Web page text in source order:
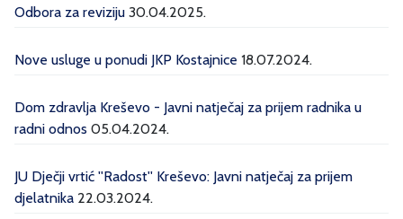
Odbora za reviziju 30.04.2025.
Nove usluge u ponudi JKP Kostajnice 18.07.2024.
Dom zdravlja Kreševo - Javni natječaj za prijem radnika u
radni odnos 05.04.2024.
JU Dječji vrtić ''Radost'' Kreševo: Javni natječaj za prijem
djelatnika 22.03.2024.